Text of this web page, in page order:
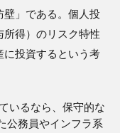
壁」である 。個人投
得）のリスク特性
に投資するという考
いるなら、保守的な
公務員やインフラ系